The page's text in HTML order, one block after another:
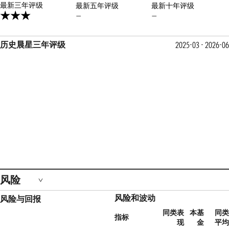
最新三年评级
最新五年评级
—
最新十年评级
—
历史晨星三年评级 2025-03 - 2026-06
风险
风险与回报 风险和波动
指标
同类表
现
本基
金
同类
平均